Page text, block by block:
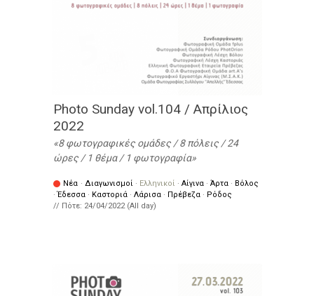
Photo Sunday vol.104 / Απρίλιος
2022
8 φωτογραφικές ομάδες / 8 πόλεις / 24
ώρες / 1 θέμα / 1 φωτογραφία
Νέα · Διαγωνισμοί · Ελληνικοί · Αίγινα · Άρτα · Βόλος
·Έδεσσα · Καστοριά · Λάρισα · Πρέβεζα · Ρόδος
// Πότε: 24/04/2022 (All day)